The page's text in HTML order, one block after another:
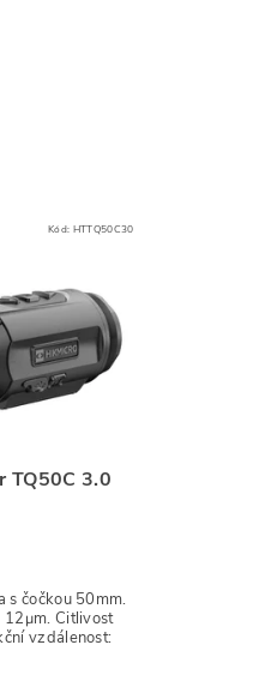
Kód: HTTQ50C30
TQ50C 3.0
s čočkou 50mm.
Citlivost
vzdálenost: